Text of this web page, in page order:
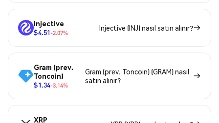
Injective
$4.51-2.07%
Injective (INJ) nasıl satın alınır?
Gram (prev.
Toncoin)
$1.34-3.14%
Gram (prev. Toncoin) (GRAM) nasıl
satın alınır?
XRP